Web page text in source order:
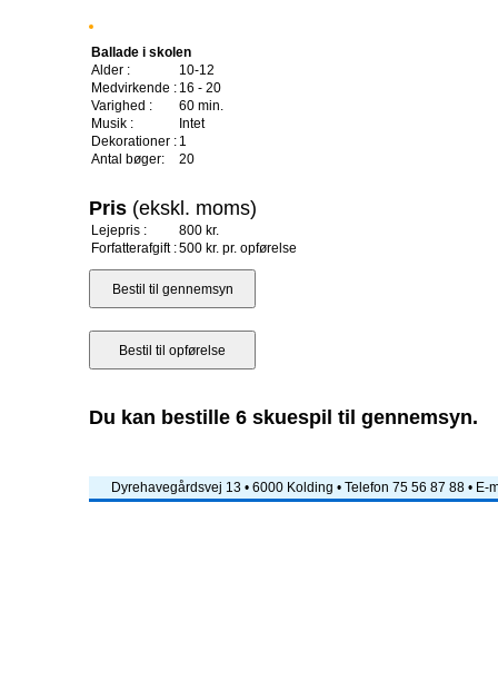
Ballade i skolen
Alder :
10-12
Medvirkende : 16 - 20
Varighed :
60 min.
Musik :
Intet
Dekorationer : 1
Antal bøger:
20
Pris (ekskl. moms)
Lejepris :
800 kr.
Forfatterafgift :500 kr. pr. opførelse
Du kan bestille 6 skuespil til gennemsyn.
Dyrehavegårdsvej 13 • 6000 Kolding • Telefon 75 56 87 88 • E-